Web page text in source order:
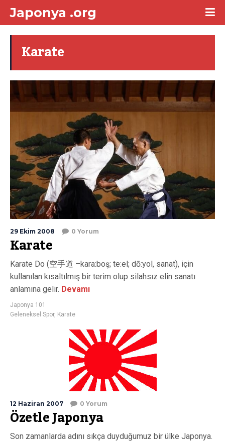
Japonya .org
Karate
29 Ekim 2008 0 Yorum
Karate
Karate Do (空手道 –kara:boş; te:el; dō:yol, sanat), için
kullanılan kısaltılmış bir terim olup silahsız elin sanatı
anlamına gelir. Devamı
Japonya 101
Geleneksel Spor, Karate
12 Haziran 2007 0 Yorum
Özetle Japonya
Son zamanlarda adını sıkça duyduğumuz bir ülke Japonya.